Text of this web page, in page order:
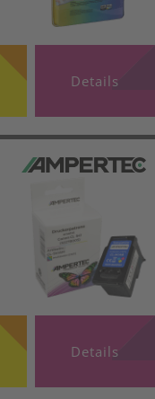
Details
Details